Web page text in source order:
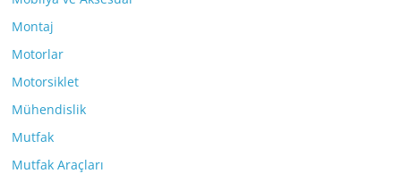
Montaj
Motorlar
Motorsiklet
Mühendislik
Mutfak
Mutfak Araçları